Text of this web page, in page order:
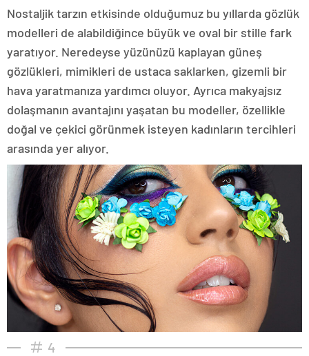
Nostaljik tarzın etkisinde olduğumuz bu yıllarda gözlük
modelleri de alabildiğince büyük ve oval bir stille fark
yaratıyor. Neredeyse yüzünüzü kaplayan güneş
gözlükleri, mimikleri de ustaca saklarken, gizemli bir
hava yaratmanıza yardımcı oluyor. Ayrıca makyajsız
dolaşmanın avantajını yaşatan bu modeller, özellikle
doğal ve çekici görünmek isteyen kadınların tercihleri
arasında yer alıyor.
4